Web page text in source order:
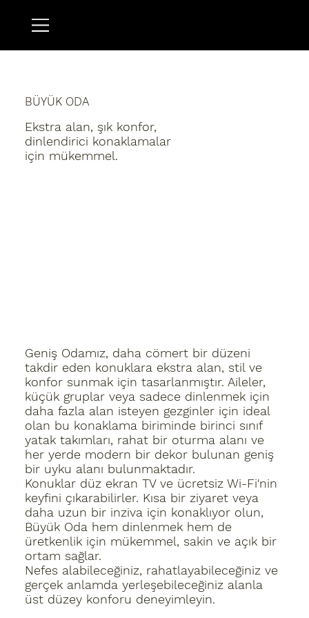
BÜYÜK ODA
Ekstra alan, şık konfor,
dinlendirici konaklamalar
için mükemmel.
Geniş Odamız, daha cömert bir düzeni
takdir eden konuklara ekstra alan, stil ve
konfor sunmak için tasarlanmıştır. Aileler,
küçük gruplar veya sadece dinlenmek için
daha fazla alan isteyen gezginler için ideal
olan bu konaklama biriminde birinci sınıf
yatak takımları, rahat bir oturma alanı ve
her yerde modern bir dekor bulunan geniş
bir uyku alanı bulunmaktadır.
Konuklar düz ekran TV ve ücretsiz Wi-Fi'nin
keyfini çıkarabilirler. Kısa bir ziyaret veya
daha uzun bir inziva için konaklıyor olun,
Büyük Oda hem dinlenmek hem de
üretkenlik için mükemmel, sakin ve açık bir
ortam sağlar.
Nefes alabileceğiniz, rahatlayabileceğiniz ve
gerçek anlamda yerleşebileceğiniz alanla
üst düzey konforu deneyimleyin.